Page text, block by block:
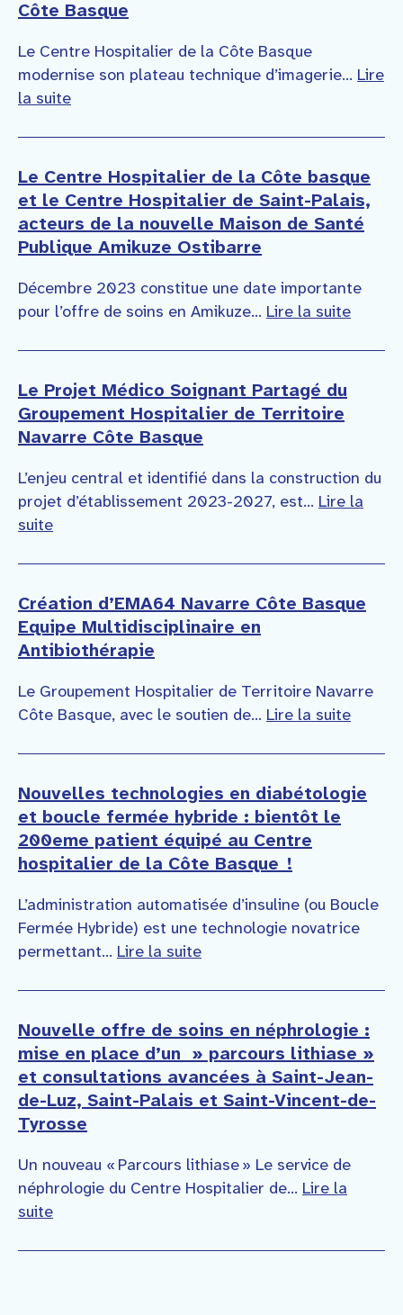
Côte Basque
Le Centre Hospitalier de la Côte Basque
modernise son plateau technique d’imagerie... Lire
la suite
Le Centre Hospitalier de la Côte basque
et le Centre Hospitalier de Saint-Palais,
acteurs de la nouvelle Maison de Santé
Publique Amikuze Ostibarre
Décembre 2023 constitue une date importante
pour l’offre de soins en Amikuze... Lire la suite
Le Projet Médico Soignant Partagé du
Groupement Hospitalier de Territoire
Navarre Côte Basque
L’enjeu central et identifié dans la construction du
projet d’établissement 2023-2027, est... Lire la
suite
Création d’EMA64 Navarre Côte Basque
Equipe Multidisciplinaire en
Antibiothérapie
Le Groupement Hospitalier de Territoire Navarre
Côte Basque, avec le soutien de... Lire la suite
Nouvelles technologies en diabétologie
et boucle fermée hybride : bientôt le
200eme patient équipé au Centre
hospitalier de la Côte Basque !
L’administration automatisée d’insuline (ou Boucle
Fermée Hybride) est une technologie novatrice
permettant... Lire la suite
Nouvelle offre de soins en néphrologie :
mise en place d’un » parcours lithiase »
et consultations avancées à Saint-Jean-
de-Luz, Saint-Palais et Saint-Vincent-de-
Tyrosse
Un nouveau « Parcours lithiase » Le service de
néphrologie du Centre Hospitalier de... Lire la
suite